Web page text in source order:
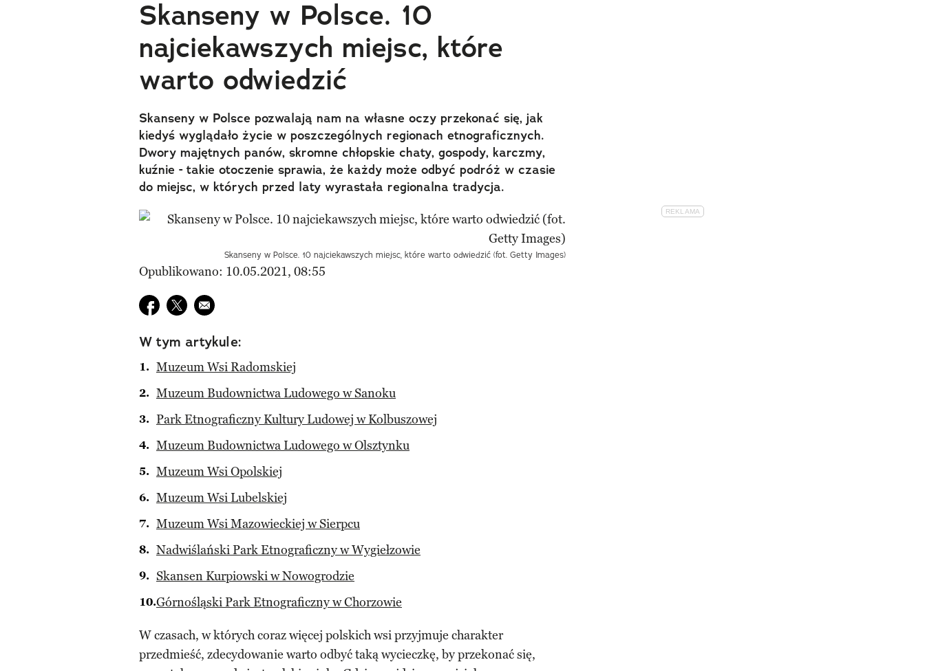
Skanseny w Polsce. 10
najciekawszych miejsc, które
warto odwiedzić
Skanseny w Polsce pozwalają nam na własne oczy przekonać się, jak
kiedyś wyglądało życie w poszczególnych regionach etnograficznych.
Dwory majętnych panów, skromne chłopskie chaty, gospody, karczmy,
kuźnie - takie otoczenie sprawia, że każdy może odbyć podróż w czasie
do miejsc, w których przed laty wyrastała regionalna tradycja.
Skanseny w Polsce. 10 najciekawszych miejsc, które warto odwiedzić (fot. Getty Images)
Opublikowano: 10.05.2021, 08:55
Udostępnij na facebook
Udostępnij na twitter
E-mail do przyjaciela
W tym artykule:
Muzeum Wsi Radomskiej
Muzeum Budownictwa Ludowego w Sanoku
Park Etnograficzny Kultury Ludowej w Kolbuszowej
Muzeum Budownictwa Ludowego w Olsztynku
Muzeum Wsi Opolskiej
Muzeum Wsi Lubelskiej
Muzeum Wsi Mazowieckiej w Sierpcu
Nadwiślański Park Etnograficzny w Wygiełzowie
Skansen Kurpiowski w Nowogrodzie
Górnośląski Park Etnograficzny w Chorzowie
W czasach, w których coraz więcej polskich wsi przyjmuje charakter
przedmieść, zdecydowanie warto odbyć taką wycieczkę, by przekonać się,